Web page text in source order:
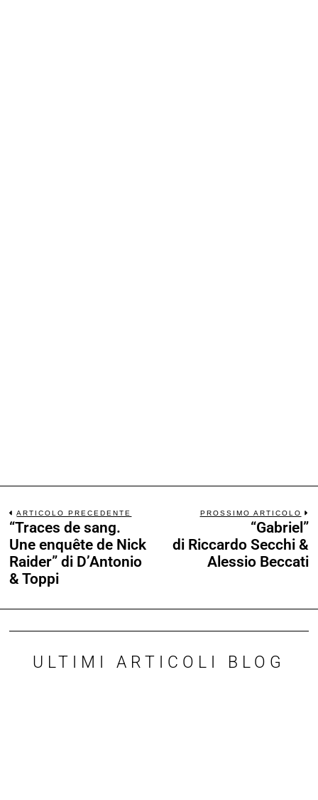
ARTICOLO PRECEDENTE
“Traces de sang.
Une enquête de Nick
Raider” di D’Antonio
& Toppi
PROSSIMO ARTICOLO
“Gabriel”
di Riccardo Secchi &
Alessio Beccati
ULTIMI ARTICOLI BLOG